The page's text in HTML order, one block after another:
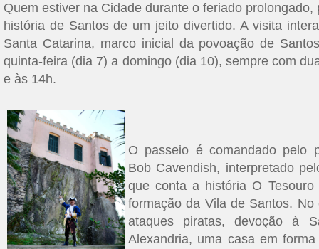
Quem estiver na Cidade durante o feriado prolongado,
história de Santos de um jeito divertido. A visita
Santa Catarina, marco inicial da povoação de
quinta-feira (dia 7) a domingo (dia 10), sempre com
e às 14h.
O passeio é comandado pelo
Bob Cavendish, interpretado
que conta a história O
formação da Vila de Santos. No
ataques piratas, devoção à
Alexandria, uma casa em